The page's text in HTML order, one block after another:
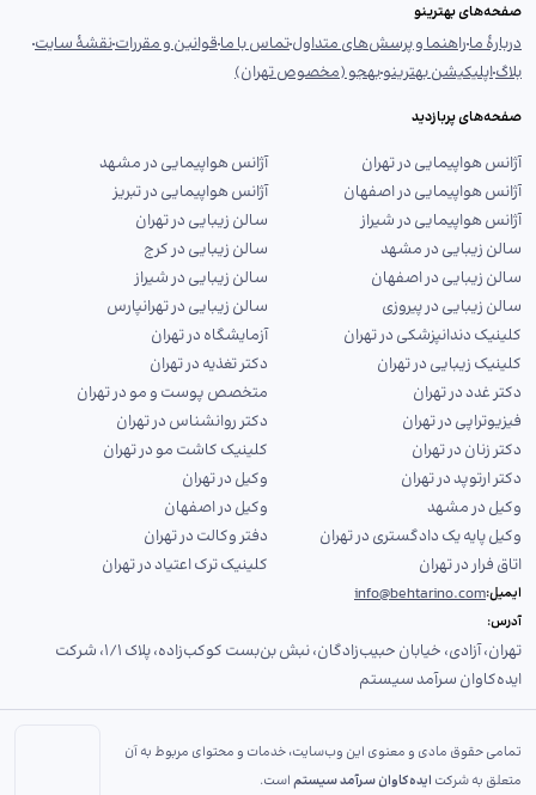
صفحه‌های بهترینو
دربارهٔ ماراهنما و پرسش‌های متداولتماس با ماقوانین و مقرراتنقشهٔ سایت
بلاگاپلیکیشن بهترینوبهجو (مخصوص تهران)
صفحه‌های پربازدید
آژانس هواپیمایی در تهران
آژانس هواپیمایی در مشهد
آژانس هواپیمایی در اصفهان
آژانس هواپیمایی در تبریز
آژانس هواپیمایی در شیراز
سالن زیبایی در تهران
سالن زیبایی در مشهد
سالن زیبایی در کرج
سالن زیبایی در اصفهان
سالن زیبایی در شیراز
سالن زیبایی در پیروزی
سالن زیبایی در تهرانپارس
کلینیک دندانپزشکی در تهران
آزمایشگاه در تهران
کلینیک زیبایی در تهران
دکتر تغذیه در تهران
دکتر غدد در تهران
متخصص پوست و مو در تهران
فیزیوتراپی در تهران
دکتر روانشناس در تهران
دکتر زنان در تهران
کلینیک کاشت مو در تهران
دکتر ارتوپد در تهران
وکیل در تهران
وکیل در مشهد
وکیل در اصفهان
وکیل پایه یک دادگستری در تهران
دفتر وکالت در تهران
اتاق فرار در تهران
کلینیک ترک اعتیاد در تهران
ایمیل:info@behtarino.com
آدرس:
تهران، آزادی، خیابان حبیب‌زادگان، نبش بن‌بست کوکب‌زاده، پلاک ۱/۱، شرکت
ایده‌کاوان سرآمد سیستم
تمامی حقوق مادی و معنوی این وب‌سایت، خدمات و محتوای مربوط به آن
متعلق به شرکت ایده‌کاوان سرآمد سیستماست.